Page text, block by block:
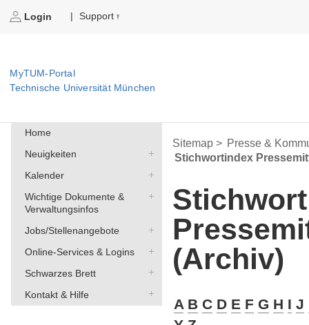
Login | Support
MyTUM-Portal
Technische Universität München
Home
Neuigkeiten
Kalender
Wichtige Dokumente &
Verwaltungsinfos
Jobs/Stellenangebote
Online-Services & Logins
Schwarzes Brett
Kontakt & Hilfe
Sitemap > Presse &
Stichwortindex
(Archiv)
A B C D E F G H I J